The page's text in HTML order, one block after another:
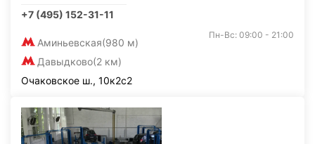
+7 (495) 152-31-11
Аминьевская(980 м)
Давыдково(2 км)
Пн-Вс: 09:00 - 21:00
Очаковское ш., 10к2с2